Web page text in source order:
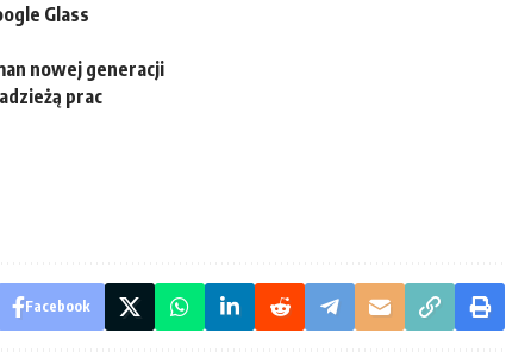
Glass
nowej generacji
prac
Facebook